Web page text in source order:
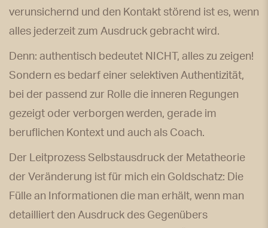
verunsichernd und den Kontakt störend ist es, wenn
alles jederzeit zum Ausdruck gebracht wird.
Denn: authentisch bedeutet NICHT, alles zu zeigen!
Sondern es bedarf einer selektiven Authentizität,
bei der passend zur Rolle die inneren Regungen
gezeigt oder verborgen werden, gerade im
beruflichen Kontext und auch als Coach.
Der Leitprozess Selbstausdruck der Metatheorie
der Veränderung ist für mich ein Goldschatz: Die
Fülle an Informationen die man erhält, wenn man
detailliert den Ausdruck des Gegenübers